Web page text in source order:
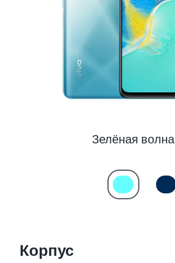
Зелёная волна
Корпус